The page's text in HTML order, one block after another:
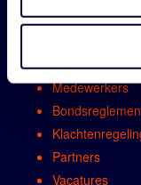
Algemene
Comissies en
Medewerkers
Partners
Vacatures